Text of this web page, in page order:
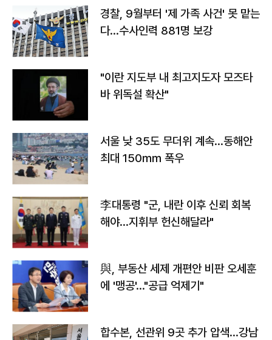
경찰, 9월부터 '제 가족 사건' 못 맡는
다…수사인력 881명 보강
"이란 지도부 내 최고지도자 모즈타
바 위독설 확산"
서울 낮 35도 무더위 계속…동해안
최대 150㎜ 폭우
李대통령 "군, 내란 이후 신뢰 회복
해야…지휘부 헌신해달라"
與, 부동산 세제 개편안 비판 오세훈
에 '맹공'…"공급 억제기"
합수본, 선관위 9곳 추가 압색…강남